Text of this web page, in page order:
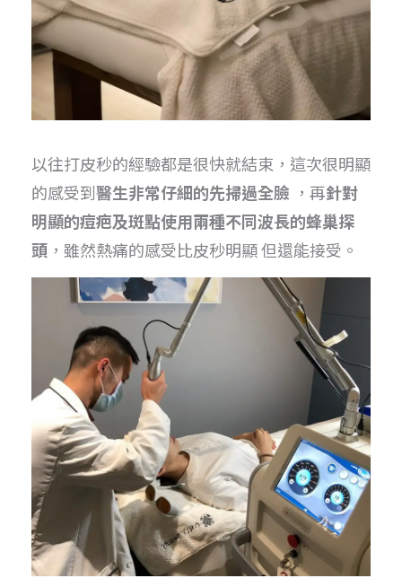
以往打皮秒的經驗都是很快就結束，這次很明顯
的感受到醫生非常仔細的先掃過全臉 ，再針對
明顯的痘疤及斑點使用兩種不同波長的蜂巢探
頭 ，雖然熱痛的感受比皮秒明顯 但還能接受。